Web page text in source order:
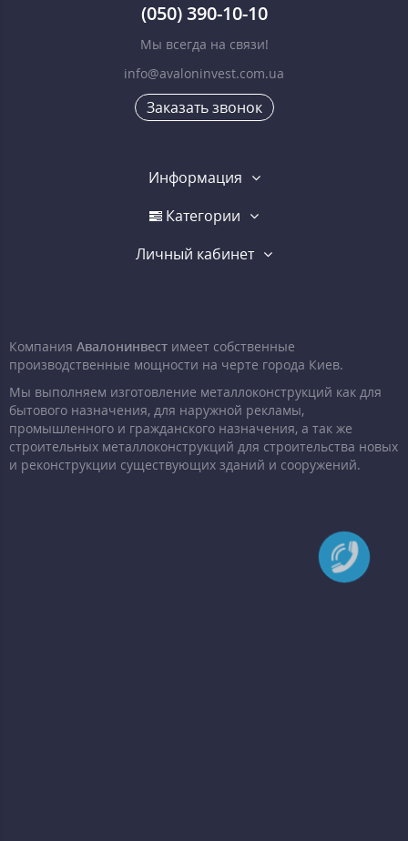
(050) 390-10-10
Мы всегда на связи!
info@avaloninvest.com.ua
Заказать звонок
Информация
Категории
Личный кабинет
Компания Авалонинвест имеет собственные
производственные мощности на черте города Киев.
Мы выполняем изготовление металлоконструкций как для
бытового назначения, для наружной рекламы,
промышленного и гражданского назначения, а так же
строительных металлоконструкций для строительства новых
и реконструкции существующих зданий и сооружений.